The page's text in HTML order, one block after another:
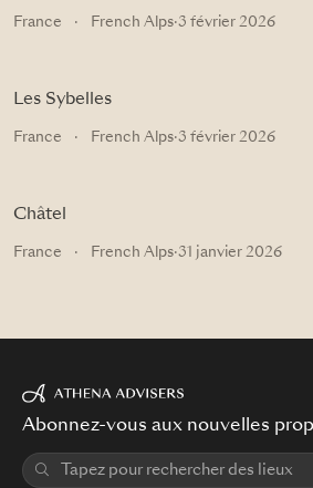
France · French Alps·3 février 2026
Les Sybelles
France · French Alps·3 février 2026
Châtel
France · French Alps·31 janvier 2026
Abonnez-vous aux nouvelles